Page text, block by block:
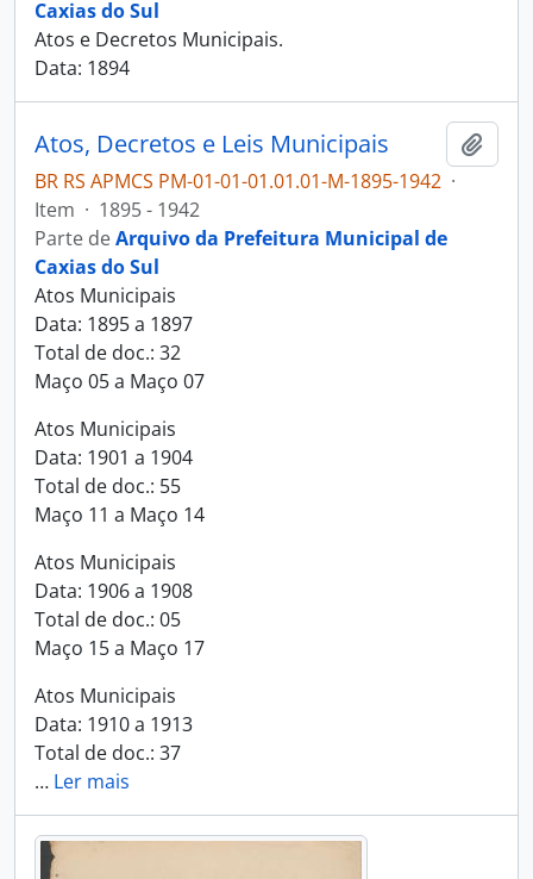
Caxias do Sul
Atos e Decretos Municipais.
Data: 1894
Atos, Decretos e Leis Municipais
BR RS APMCS PM-01-01-01.01.01-M-1895-1942 ·
Item · 1895 - 1942
Parte deArquivo da Prefeitura Municipal de
Caxias do Sul
Atos Municipais
Data: 1895 a 1897
Total de doc.: 32
Maço 05 a Maço 07
Atos Municipais
Data: 1901 a 1904
Total de doc.: 55
Maço 11 a Maço 14
Atos Municipais
Data: 1906 a 1908
Total de doc.: 05
Maço 15 a Maço 17
Atos Municipais
Data: 1910 a 1913
Total de doc.: 37
… Ler mais